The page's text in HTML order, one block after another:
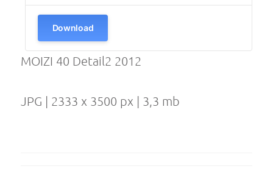
Download
MOIZI 40 Detail2 2012
JPG | 2333 x 3500 px | 3,3 mb